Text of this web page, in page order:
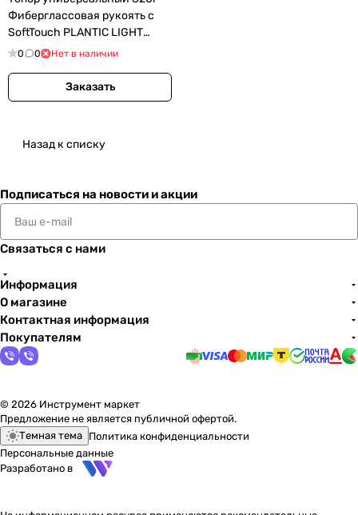
Фиберглассовая рукоять с
SoftTouch PLANTIC LIGHT
S7+точилка кованый (27461-
0 0 Нет в наличии
Заказать
Назад к списку
Подписаться на новости и акции
Связаться с нами
Информация
О магазине
Контактная информация
Покупателям
© 2026 Инструмент маркет
Предложение не является публичной офертой.
Темная тема Политика конфиденциальности
Персональные данные
Разработано в